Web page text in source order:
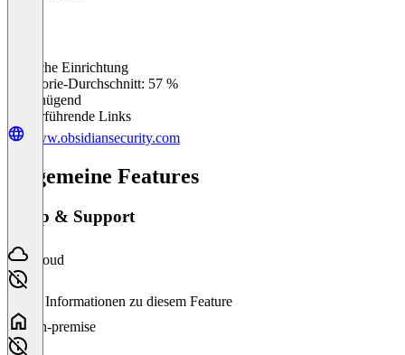
Einfache Einrichtung
Kategorie-Durchschnitt: 57 %
Ungenügend
Weiterführende Links
www.obsidiansecurity.com
Allgemeine Features
Setup & Support
Cloud
Keine Informationen zu diesem Feature
On-premise